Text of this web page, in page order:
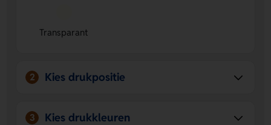
Handig formaat van 650 ml.
Transparant
2 Kies drukpositie
3 Kies drukkleuren